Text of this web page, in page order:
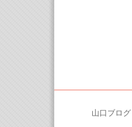
山口ブロ